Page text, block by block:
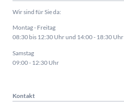
Wir sind für Sie da:
Montag - Freitag
08:30 bis 12:30 Uhr und 14:00 - 18:30 Uhr
Samstag
09:00 - 12:30 Uhr
Kontakt